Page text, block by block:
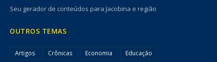
Seu gerador de conteúdos para Jacobina e região
OUTROS TEMAS
Artigos Crônicas Economia
Educação